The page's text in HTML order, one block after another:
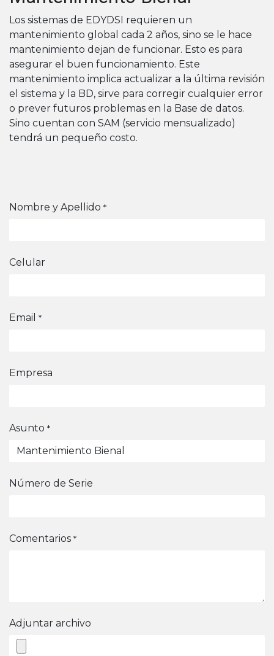
Los sistemas de EDYDSI requieren un
mantenimiento global cada 2 años, sino se le hace
mantenimiento dejan de funcionar. Esto es para
asegurar el buen funcionamiento. Este
mantenimiento implica actualizar a la última revisión
el sistema y la BD, sirve para corregir cualquier error
o prever futuros problemas en la Base de datos.
Sino cuentan con SAM (servicio mensualizado)
tendrá un pequeño costo.
Nombre y Apellido *
Celular
Email *
Empresa
Asunto *
Número de Serie
Comentarios *
Adjuntar archivo